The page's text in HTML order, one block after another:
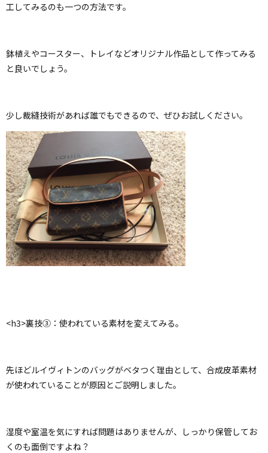
工してみるのも一つの方法です。
鉢植えやコースター、トレイなどオリジナル作品として作ってみる
と良いでしょう。
少し裁縫技術があれば誰でもできるので、ぜひお試しください。
<h3>裏技③：使われている素材を変えてみる。
先ほどルイヴィトンのバッグがベタつく理由として、合成皮革素材
が使われていることが原因とご説明しました。
湿度や室温を気にすれば問題はありませんが、しっかり保管してお
くのも面倒ですよね？